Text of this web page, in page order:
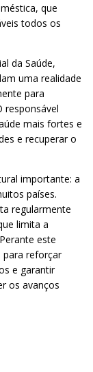
que
todos os
da Saúde,
uma realidade
para
responsável
mais fortes e
e recuperar o
importante: a
países.
regularmente
limita a
este
para reforçar
e garantir
os avanços